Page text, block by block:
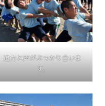
迫力と声がぶつかり合いま
す。